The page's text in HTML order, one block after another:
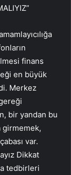
finans
en büyük
Merkez
bir yandan bu
var.
Dikkat
tedbirleri